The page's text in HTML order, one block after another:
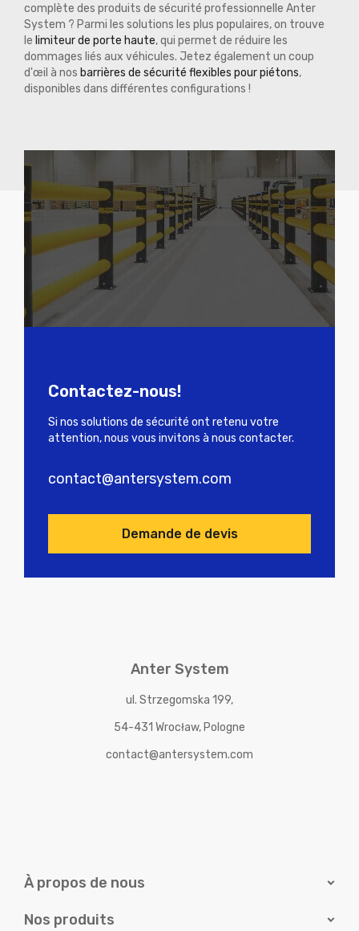
complète des produits de sécurité professionnelle Anter
System ? Parmi les solutions les plus populaires, on trouve
le limiteur de porte haute, qui permet de réduire les
dommages liés aux véhicules. Jetez également un coup
d'œil à nos barrières de sécurité flexibles pour piétons,
disponibles dans différentes configurations !
Contactez-nous!
Si nos solutions de sécurité ont retenu votre
attention, nous vous invitons à nous contacter.
contact@antersystem.com
Demande de devis
Anter System
ul. Strzegomska 199,
54-431 Wrocław, Pologne
contact@antersystem.com
À propos de nous
Nos produits